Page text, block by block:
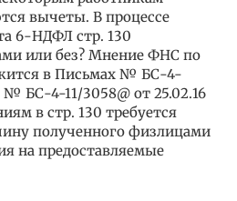
вычеты. В процессе
6-НДФЛ стр. 130
или без? Мнение ФНС по
в Письмах № БС-4-
№ БС-4-11/3058@ от 25.02.16
в стр. 130 требуется
полученного физлицами
на предоставляемые